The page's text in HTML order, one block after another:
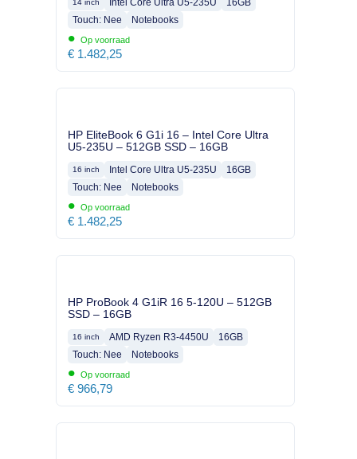
Touch: Nee
Notebooks
• Op voorraad
€ 1.482,25
HP EliteBook 6 G1i 16 – Intel Core Ultra
U5-235U – 512GB SSD – 16GB
16 inch Intel Core Ultra U5-235U
16GB
Touch: Nee
Notebooks
• Op voorraad
€ 1.482,25
HP ProBook 4 G1iR 16 5-120U – 512GB
SSD – 16GB
16 inch AMD Ryzen R3-4450U
16GB
Touch: Nee
Notebooks
• Op voorraad
€ 966,79